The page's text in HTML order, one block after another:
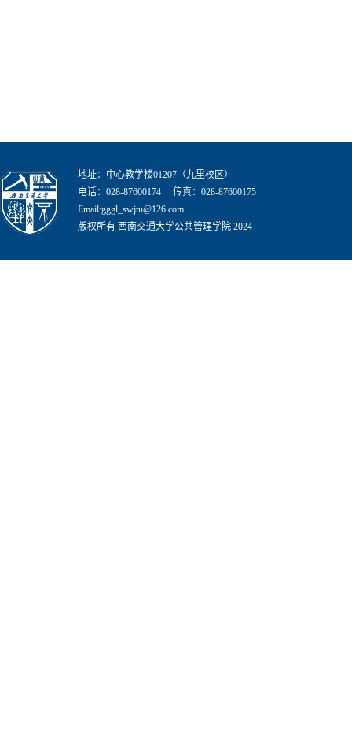
地址：中心教学楼01207（九里校区）
电话：028-87600174 传真：028-87600175
Email:gggl_swjtu@126.com
版权所有 西南交通大学公共管理学院 2024